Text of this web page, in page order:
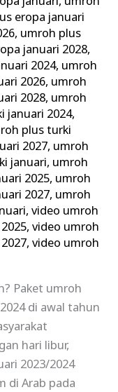
eropa januari
, umroh plus
januari 2028,
2024, umroh
2026, umroh
2028, umroh
januari 2024,
plus turki
2027, umroh
januari, umroh
2025, umroh
2027, umroh
,video umroh
,video umroh
,video umroh
Paket umroh
di awal tahun
hari libur,
2023/2024
di Arab pada